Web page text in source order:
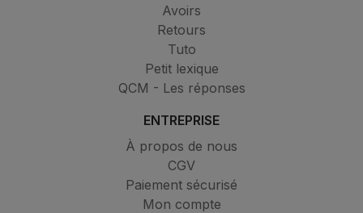
Avoirs
Retours
Tuto
Petit lexique
QCM - Les réponses
ENTREPRISE
À propos de nous
CGV
Paiement sécurisé
Mon compte